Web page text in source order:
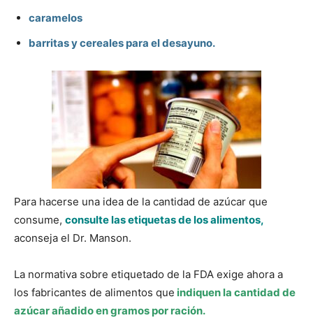
caramelos
barritas y cereales para el desayuno.
Para hacerse una idea de la cantidad de azúcar que
consume, consulte las etiquetas de los alimentos,
aconseja el Dr. Manson.
La normativa sobre etiquetado de la FDA exige ahora a
los fabricantes de alimentos que indiquen la cantidad de
azúcar añadido en gramos por ración.